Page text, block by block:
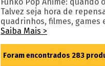
Talvez seja hora de
quadrinhos, filmes, games
Saiba Mais >
Foram encontrados283